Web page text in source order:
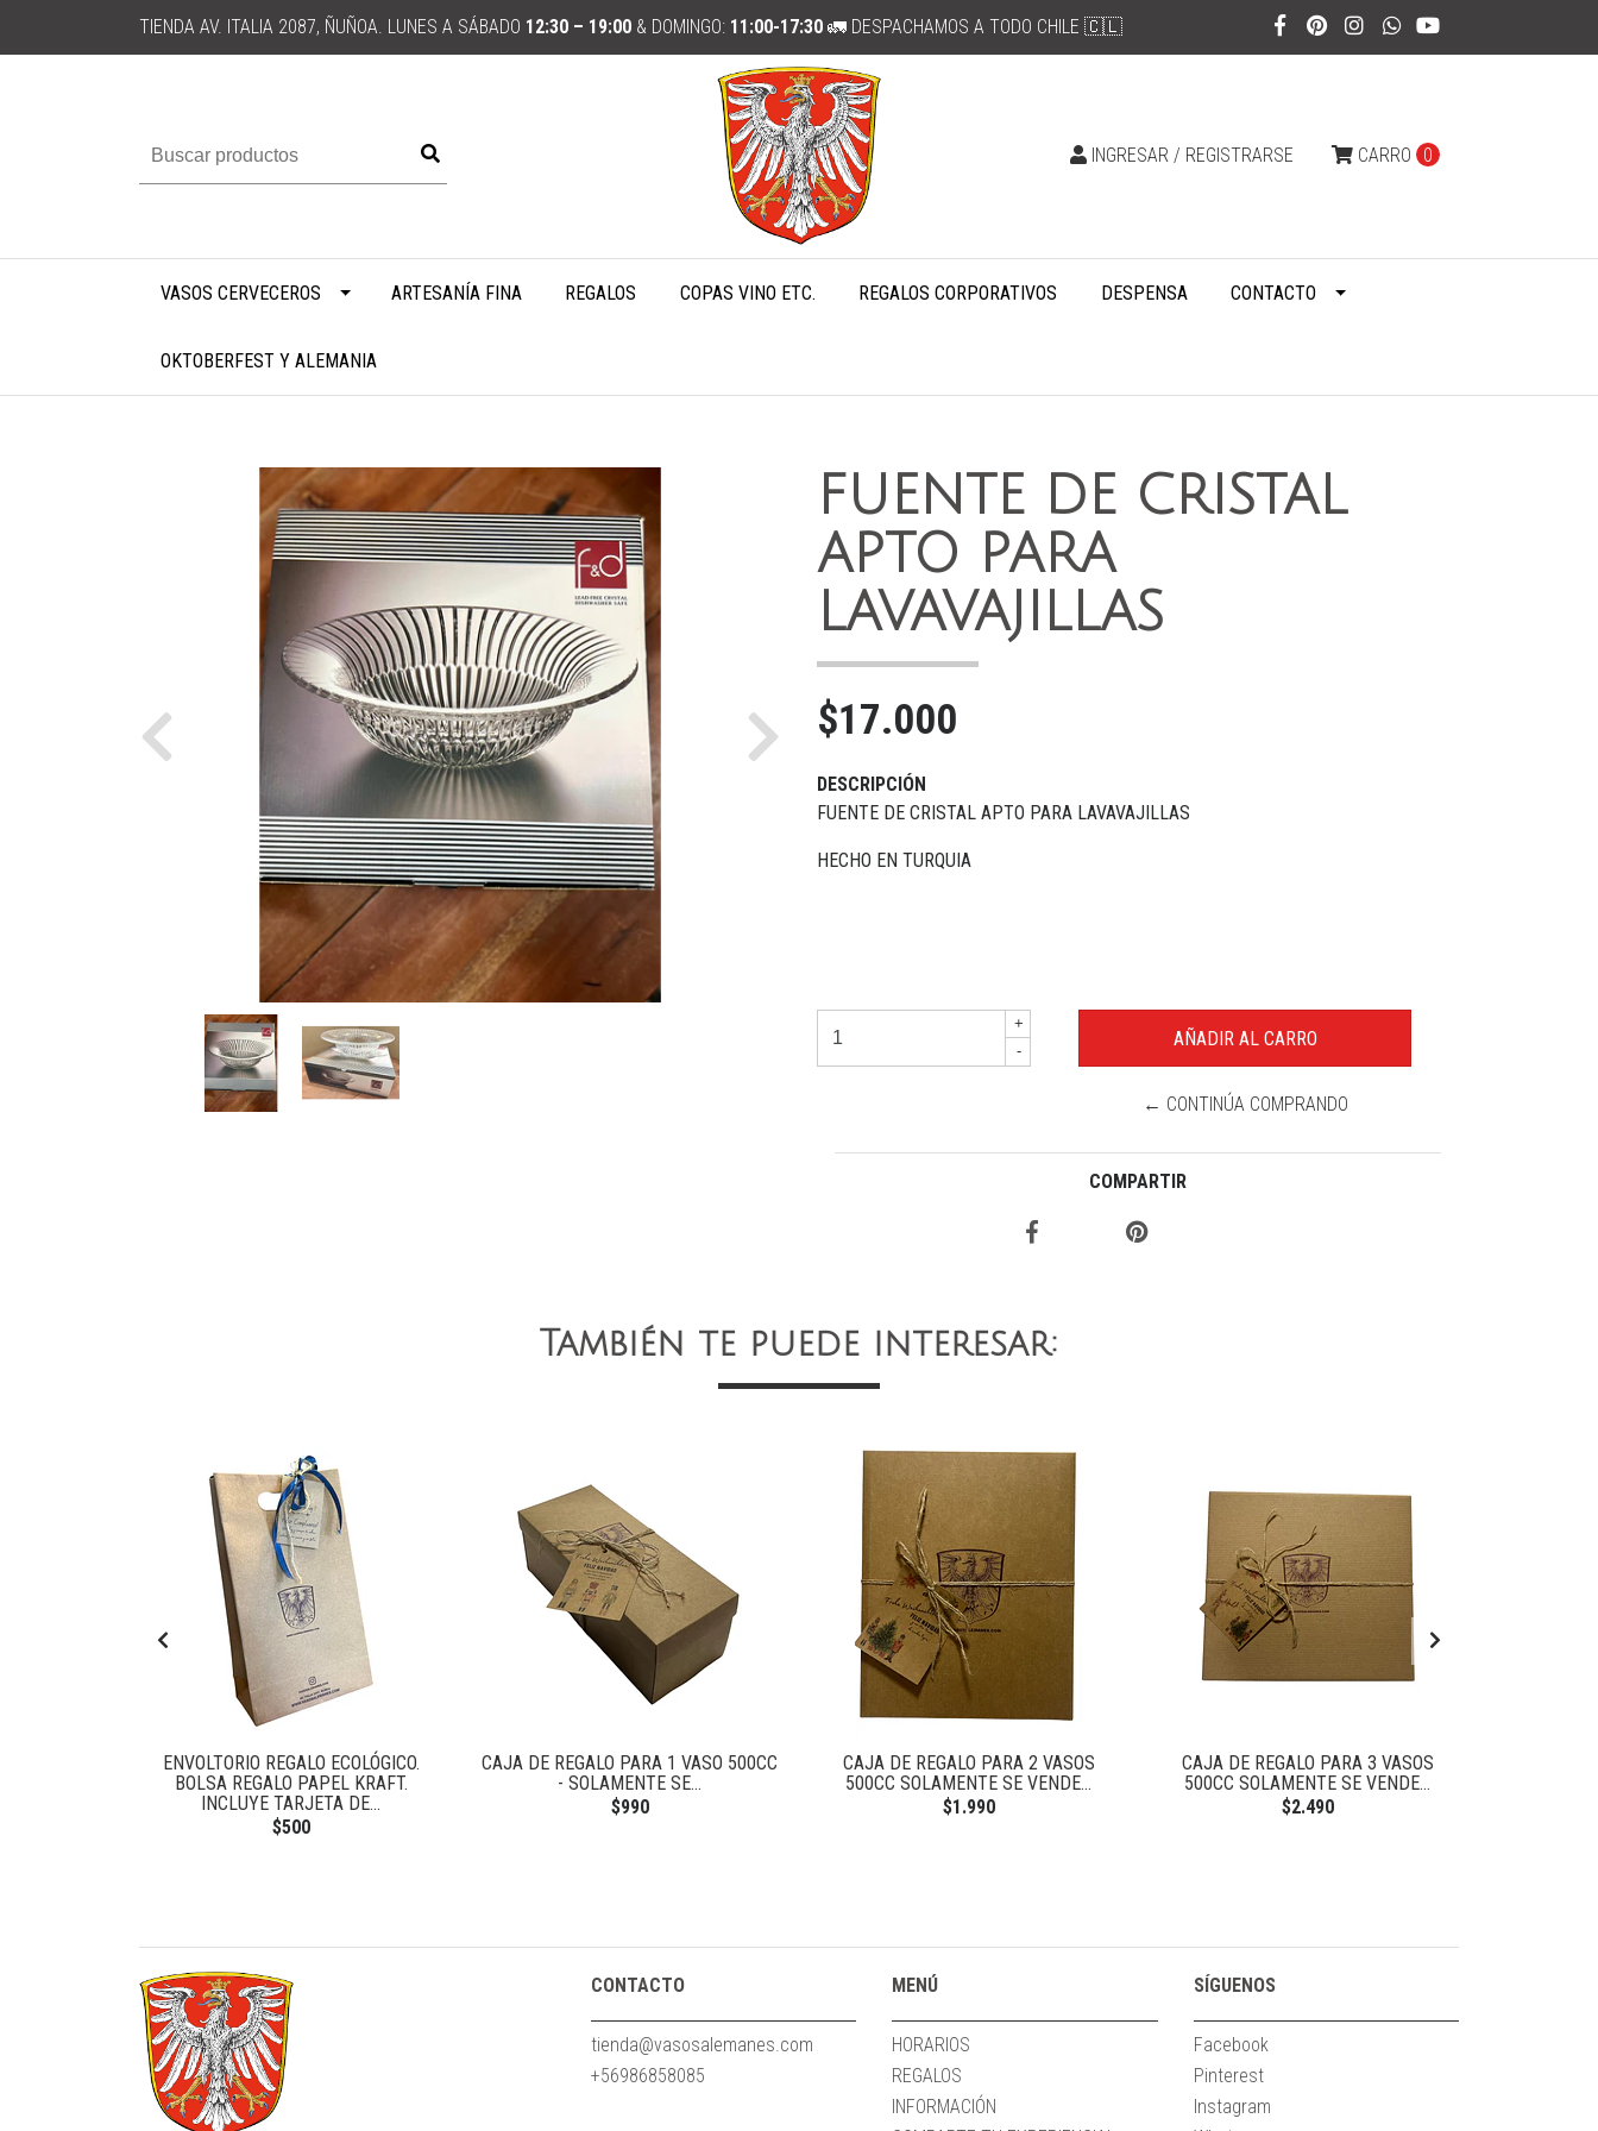
TIENDA AV. ITALIA 2087, ÑUÑOA. LUNES A SÁBADO 12:30 – 19:00 & DOMINGO: 11:00-17:30 🚛 DESPACHAMOS A TODO CHILE 🇨🇱
CARRO 0
INGRESAR / REGISTRARSE
VASOS CERVECEROS ARTESANÍA FINA REGALOS COPAS VINO ETC. REGALOS CORPORATIVOS DESPENSA CONTACTO
OKTOBERFEST Y ALEMANIA
Previous Next
FUENTE DE CRISTAL
APTO PARA
LAVAVAJILLAS
$17.000
DESCRIPCIÓN
FUENTE DE CRISTAL APTO PARA LAVAVAJILLAS
HECHO EN TURQUIA
+
-
← CONTINÚA COMPRANDO
COMPARTIR
También te puede interesar:
ENVOLTORIO REGALO ECOLÓGICO.
BOLSA REGALO PAPEL KRAFT.
INCLUYE TARJETA DE...
$500
CAJA DE REGALO PARA 1 VASO 500CC
- SOLAMENTE SE...
$990
CAJA DE REGALO PARA 2 VASOS
500CC SOLAMENTE SE VENDE...
$1.990
CAJA DE REGALO PARA 3 VASOS
500CC SOLAMENTE SE VENDE...
$2.490
CONTACTO
tienda@vasosalemanes.com
+56986858085
MENÚ
HORARIOS
REGALOS
INFORMACIÓN
SÍGUENOS
Facebook
Pinterest
Instagram